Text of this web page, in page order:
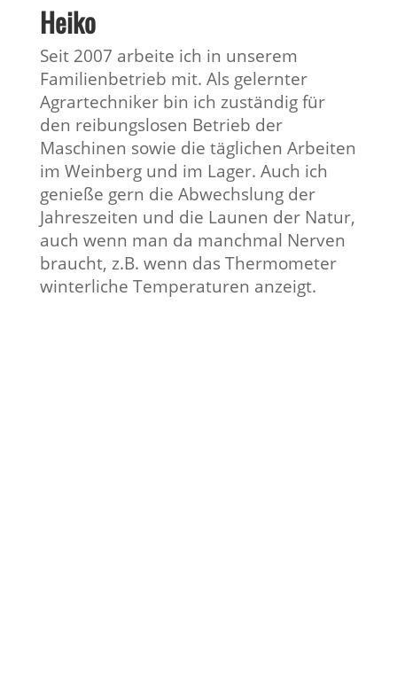
Heiko
Seit 2007 arbeite ich in unserem
Familienbetrieb mit. Als gelernter
Agrartechniker bin ich zuständig für
den reibungslosen Betrieb der
Maschinen sowie die täglichen Arbeiten
im Weinberg und im Lager. Auch ich
genieße gern die Abwechslung der
Jahreszeiten und die Launen der Natur,
auch wenn man da manchmal Nerven
braucht, z.B. wenn das Thermometer
winterliche Temperaturen anzeigt.